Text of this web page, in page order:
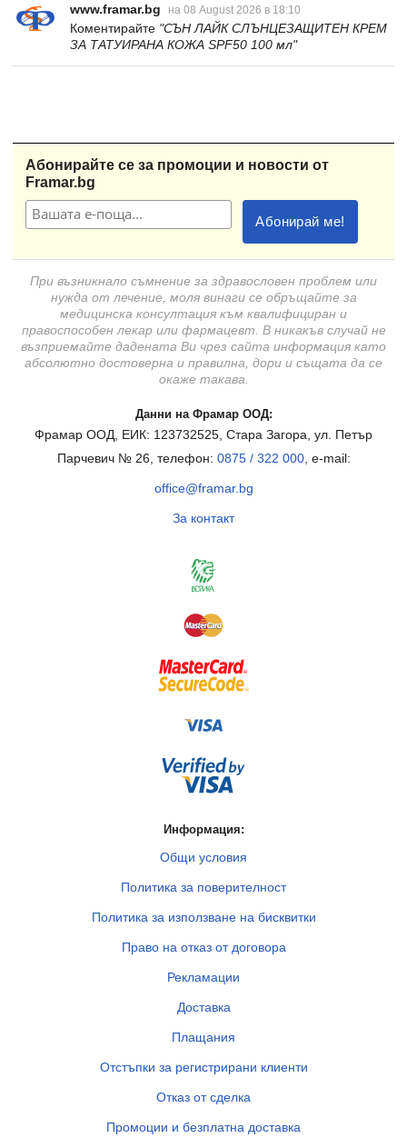
www.framar.bg на 08 August 2026 в 18:10
Коментирайте "СЪН ЛАЙК СЛЪНЦЕЗАЩИТЕН КРЕМ
ЗА ТАТУИРАНА КОЖА SPF50 100 мл"
Абонирайте се за промоции и новости от
Framar.bg
При възникнало съмнение за здравословен проблем или
нужда от лечение, моля винаги се обръщайте за
медицинска консултация към квалифициран и
правоспособен лекар или фармацевт. В никакъв случай не
възприемайте дадената Ви чрез сайта информация като
абсолютно достоверна и правилна, дори и същата да се
окаже такава.
Данни на Фрамар ООД:
Фрамар ООД, ЕИК: 123732525, Стара Загора, ул. Петър
Парчевич № 26, телефон: 0875 / 322 000, e-mail:
office@framar.bg
За контакт
Информация:
Общи условия
Политика за поверителност
Политика за използване на бисквитки
Право на отказ от договора
Рекламации
Доставка
Плащания
Отстъпки за регистрирани клиенти
Отказ от сделка
Промоции и безплатна доставка